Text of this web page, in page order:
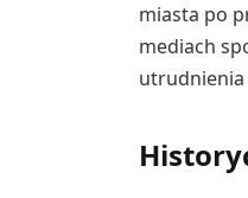
miasta po
mediach
utrudnienia